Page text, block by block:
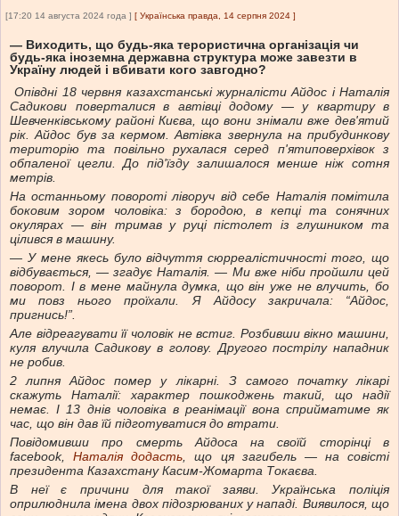
[17:20 14 августа 2024 года ] [ Українська правда, 14 серпня 2024 ]
— Виходить, що будь-яка терористична організація чи
будь-яка іноземна державна структура може завезти в
Україну людей і вбивати кого завгодно?
Опівдні 18 червня казахстанські журналісти Айдос і Наталія
Садикови поверталися в автівці додому — у квартиру в
Шевченківському районі Києва, що вони знімали вже дев'ятий
рік. Айдос був за кермом. Автівка звернула на прибудинкову
територію та повільно рухалася серед п'ятиповерхівок з
обпаленої цегли. До під'їзду залишалося менше ніж сотня
метрів.
На останньому повороті ліворуч від себе Наталія помітила
боковим зором чоловіка: з бородою, в кепці та сонячних
окулярах — він тримав у руці пістолет із глушником та
цілився в машину.
— У мене якесь було відчуття сюрреалістичності того, що
відбувається, — згадує Наталія. — Ми вже ніби пройшли цей
поворот. І в мене майнула думка, що він уже не влучить, бо
ми повз нього проїхали. Я Айдосу закричала: “Айдос,
пригнись!”.
Але відреагувати її чоловік не встиг. Розбивши вікно машини,
куля влучила Садикову в голову. Другого пострілу нападник
не робив.
2 липня Айдос помер у лікарні. З самого початку лікарі
скажуть Наталії: характер пошкоджень такий, що надії
немає. І 13 днів чоловіка в реанімації вона сприйматиме як
час, що він дав їй підготуватися до втрати.
Повідомивши про смерть Айдоса на своїй сторінці в
facebook,Наталія додасть, що ця загибель — на совісті
президента Казахстану Касим-Жомарта Токаєва.
В неї є причини для такої заяви. Українська поліція
оприлюднила імена двох підозрюваних у нападі. Виявилося, що